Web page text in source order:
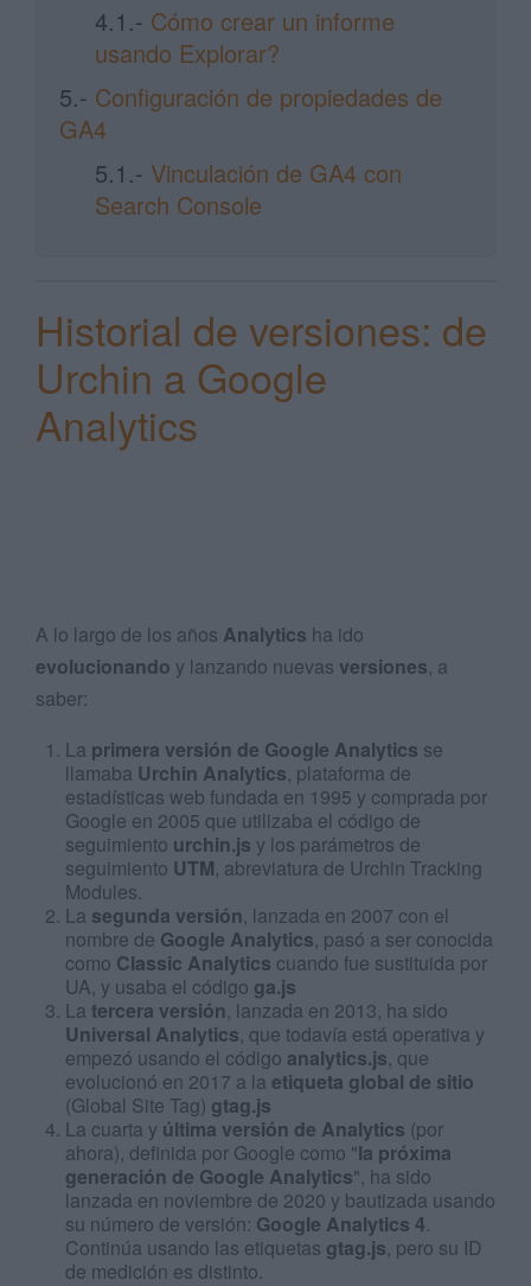
4.1.- Cómo crear un informe
usando Explorar?
5.- Configuración de propiedades de
GA4
5.1.- Vinculación de GA4 con
Search Console
Historial de versiones: de
Urchin a Google
Analytics
A lo largo de los años Analytics ha ido
evolucionando y lanzando nuevas versiones, a
saber:
La primera versión de Google Analytics se
llamaba Urchin Analytics, plataforma de
estadísticas web fundada en 1995 y comprada por
Google en 2005 que utilizaba el código de
seguimiento urchin.js y los parámetros de
seguimiento UTM, abreviatura de Urchin Tracking
Modules.
La segunda versión, lanzada en 2007 con el
nombre de Google Analytics, pasó a ser conocida
como Classic Analytics cuando fue sustituida por
UA, y usaba el código ga.js
La tercera versión, lanzada en 2013, ha sido
Universal Analytics, que todavía está operativa y
empezó usando el código analytics.js, que
evolucionó en 2017 a la etiqueta global de sitio
(Global Site Tag) gtag.js
La cuarta y última versión de Analytics (por
ahora), definida por Google como "la próxima
generación de Google Analytics", ha sido
lanzada en noviembre de 2020 y bautizada usando
su número de versión: Google Analytics 4.
Continúa usando las etiquetas gtag.js, pero su ID
de medición es distinto.